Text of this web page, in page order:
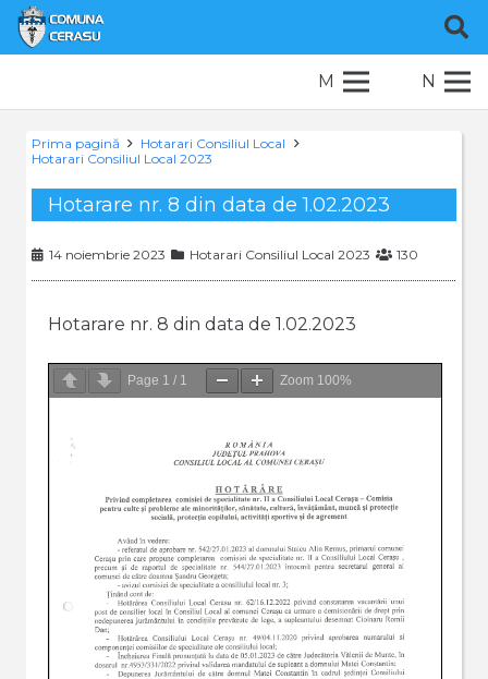
M N
Prima pagină
Hotarari Consiliul Local
Hotarari Consiliul Local 2023
Hotarare nr. 8 din data de 1.02.2023
14 noiembrie 2023 Hotarari Consiliul Local 2023 130
Hotarare nr. 8 din data de 1.02.2023
Page 1 / 1 Zoom 100%